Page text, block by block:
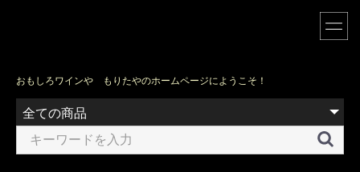
おもしろワインや もりたやのホームページにようこそ！